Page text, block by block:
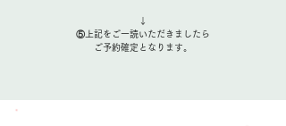
↓
​⑤上記をご一読いただきましたら
ご予約確定となります。